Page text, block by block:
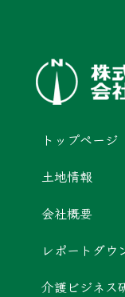
トップページ
土地情報
会社概要
レポートダウ
介護ビジネス